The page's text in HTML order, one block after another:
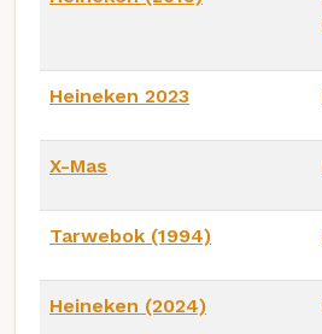
Heineken 2023
X-Mas
Tarwebok (1994)
Heineken (2024)